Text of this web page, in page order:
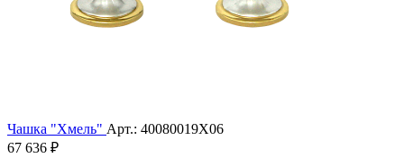
Чашка "Хмель" Арт.: 40080019Х06
67 636 ₽